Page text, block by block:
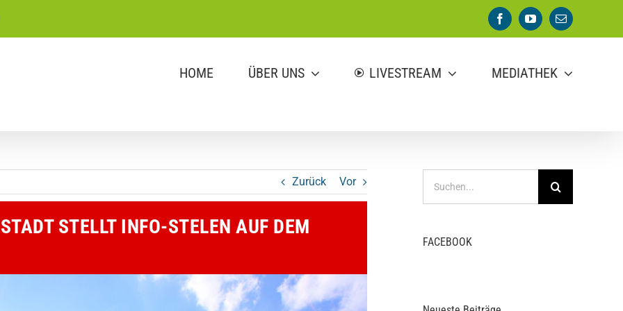
FacebookYouTube
E-
Mail
HOME ÜBER UNS LIVESTREAM MEDIATHEK
Zurück Vor
STELLT INFO-STELEN AUF DEM
nach:
FACEBOOK